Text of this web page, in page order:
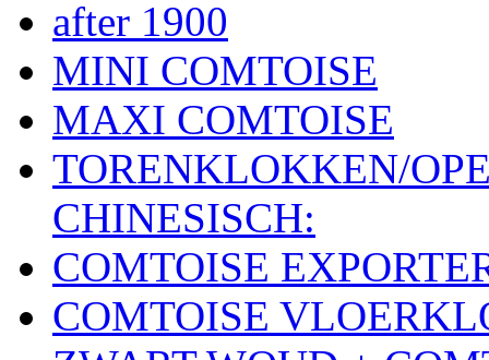
after 1900
MINI COMTOISE
MAXI COMTOISE
TORENKLOKKEN/
CHINESISCH:
COMTOISE
COMTOISE